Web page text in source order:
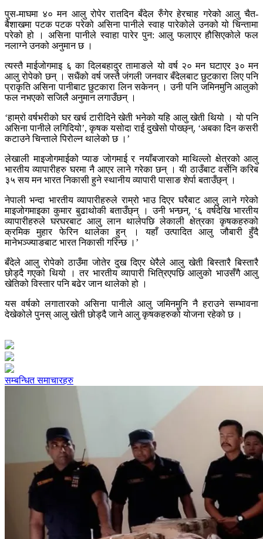
पुस-माघमा ४० मन आलु रोपेर रातदिन बँदेल रुँगेर हेरचाह गरेको आलु चैत-
बैशाखमा पटक पटक परेको असिना पानीले स्वाह पारेकोले उनको यो चिन्तामा
परेको हो । असिना पानीले स्वाहा पारेर पुन: आलु फलाएर हौसिएकोले फल
नलाग्ने उनको अनुमान छ ।
त्यस्तै माईजोगमाइ ६ का दिलबहादुर तामाङले यो वर्ष २० मन घटाएर ३० मन
आलु रोपेको छन् । सधैंको वर्ष जस्तै जंगली जनवार बँदेलबाट छुटकारा लिए पनि
प्राकृति असिना पानीबाट छुटकारा लिन सकेनन् । उनी पनि जमिनमुनि आलुको
फल नभएको सजिलै अनुमान लगाउँछन् ।
‘हाम्रो वर्षभरीको घर खर्च टारीदिने खेती भनेको यहि आलु खेती थियो । यो पनि
असिना पानीले लगिदियो’, कृषक यसोदा राई दुखेसो पोख्छ्न्, ‘अबका दिन कसरी
कटाउने चिन्ताले पिरोल्न थालेको छ ।’
लेखाली माइजोगमाईको प्याङ जोगमाई र नयाँबजारको माथिल्लो क्षेत्रको आलु
भारतीय व्यापारीहरु घरमा नै आएर लाने गरेका छन् । यी ठाउँबाट वर्सेनि करिब
३५ सय मन भारत निकासी हुने स्थानीय व्यापारी पासाङ शेर्पा बताउँछ्न् ।
नेपाली भन्दा भारतीय व्यापारीहरुले राम्रो भाउ दिएर घरैबाट आलु लाने गरेको
माइजोगमाइका कुमार बुढाथोकी बताउँछ्न् । उनी भन्छन्, ‘६ वर्षदेखि भारतीय
व्यापारीहरुले घरघरबाट आलु लान थालेपछि लेकाली क्षेत्रका कृषकहरुको
क्रमिक मुहार फेरिन थालेका हुन् । यहाँ उत्पादित आलु जौबारी हुँदै
मानेभञ्ज्याङबाट भारत निकासी गरिन्छ ।’
बँदेले आलु रोपेको ठाउँमा जोतेर दुख दिएर धेरैले आलु खेती बिस्तारै बिस्तारै
छोड्दै गएको थियो । तर भारतीय व्यापारी भित्रिएपछि आलुको भाउसँगै आलु
खेतिको विस्तार पनि बढेर जान थालेको हो ।
यस वर्षको लगातारको असिना पानीले आलु जमिनमुनि नै हराउने सम्भावना
देखेकोले पुनस् आलु खेती छोड्दै जाने आलु कृषकहरुको योजना रहेको छ ।
सम्बन्धित समाचारहरु